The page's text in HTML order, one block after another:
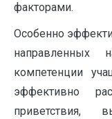
факторами.
Особенно
направленных
компетенции
эффективно
приветствия,